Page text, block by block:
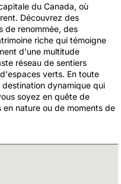
du Canada, où
Découvrez des
de renommée, des
riche qui témoigne
d'une multitude
réseau de sentiers
verts. En toute
dynamique qui
soyez en quête de
nature ou de moments de